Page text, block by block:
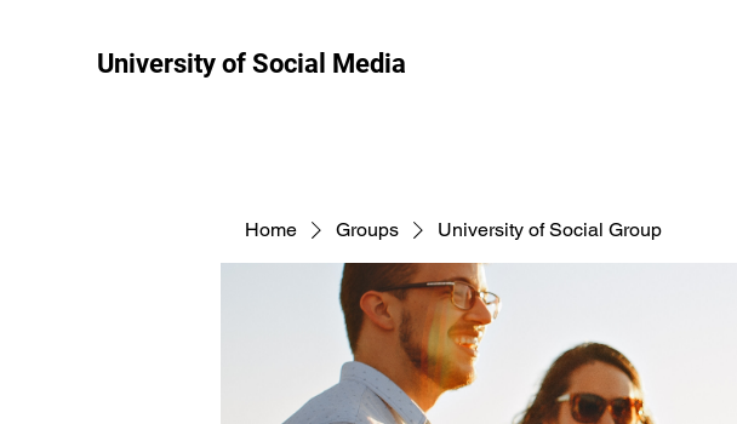
University of Social Media
Home Groups University of Social Group